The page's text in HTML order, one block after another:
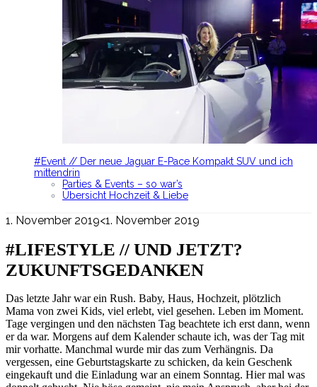
#Event // Der neue Jaguar E-Pace Kompakt SUV und ich
mittendrin
Parties & Events – so war’s
Übersicht Hochzeit & Liebe
1. November 2019<1. November 2019
#LIFESTYLE // UND JETZT?
ZUKUNFTSGEDANKEN
Das letzte Jahr war ein Rush. Baby, Haus, Hochzeit, plötzlich
Mama von zwei Kids, viel erlebt, viel gesehen. Leben im Moment.
Tage vergingen und den nächsten Tag beachtete ich erst dann, wenn
er da war. Morgens auf dem Kalender schaute ich, was der Tag mit
mir vorhatte. Manchmal wurde mir das zum Verhängnis. Da
vergessen, eine Geburtstagskarte zu schicken, da kein Geschenk
eingekauft und die Einladung war an einem Sonntag. Hier mal was